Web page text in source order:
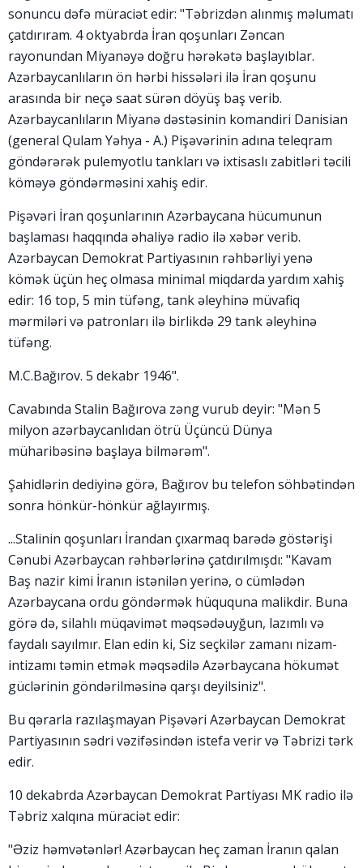
sonuncu dəfə müraciət edir: "Təbrizdən alınmış məlumatı
çatdırıram. 4 oktyabrda İran qoşunları Zəncan
rayonundan Miyanəyə doğru hərəkətə başlayıblar.
Azərbaycanlıların ön hərbi hissələri ilə İran qoşunu
arasında bir neçə saat sürən döyüş baş verib.
Azərbaycanlıların Miyanə dəstəsinin komandiri Danisian
(general Qulam Yəhya - A.) Pişəvərinin adına teleqram
göndərərək pulemyotlu tankları və ixtisaslı zabitləri təcili
köməyə göndərməsini xahiş edir.
Pişəvəri İran qoşunlarının Azərbaycana hücumunun
başlaması haqqında əhaliyə radio ilə xəbər verib.
Azərbaycan Demokrat Partiyasının rəhbərliyi yenə
kömək üçün heç olmasa minimal miqdarda yardım xahiş
edir: 16 top, 5 min tüfəng, tank əleyhinə müvafiq
mərmiləri və patronları ilə birlikdə 29 tank əleyhinə
tüfəng.
M.C.Bağırov. 5 dekabr 1946".
Cavabında Stalin Bağırova zəng vurub deyir: "Mən 5
milyon azərbaycanlıdan ötrü Üçüncü Dünya
müharibəsinə başlaya bilmərəm".
Şahidlərin dediyinə görə, Bağırov bu telefon söhbətindən
sonra hönkür-hönkür ağlayırmış.
...Stalinin qoşunları İrandan çıxarmaq barədə göstərişi
Cənubi Azərbaycan rəhbərlərinə çatdırılmışdı: "Kavam
Baş nazir kimi İranın istənilən yerinə, o cümlədən
Azərbaycana ordu göndərmək hüququna malikdir. Buna
görə də, silahlı müqavimət məqsədəuyğun, lazımlı və
faydalı sayılmır. Elan edin ki, Siz seçkilər zamanı nizam-
intizamı təmin etmək məqsədilə Azərbaycana hökumət
güclərinin göndərilməsinə qarşı deyilsiniz".
Bu qərarla razılaşmayan Pişəvəri Azərbaycan Demokrat
Partiyasının sədri vəzifəsindən istefa verir və Təbrizi tərk
edir.
10 dekabrda Azərbaycan Demokrat Partiyası MK radio ilə
Təbriz xalqına müraciət edir:
"Əziz həmvətənlər! Azərbaycan heç zaman İranın qalan